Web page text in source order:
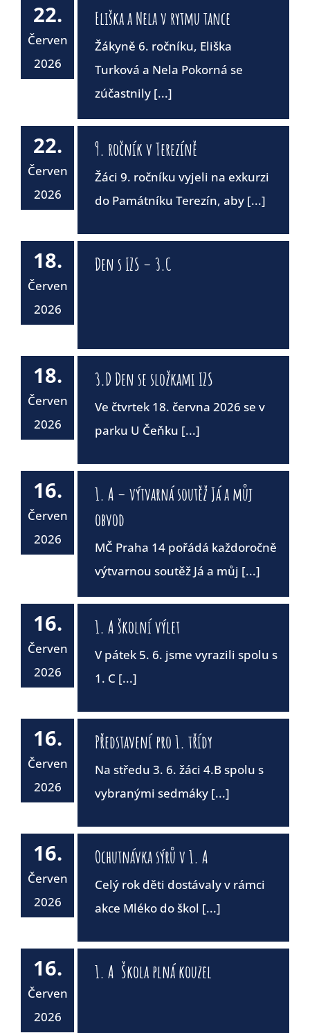
22.
Červen
2026
Eliška a Nela v rytmu tance
Žákyně 6. ročníku, Eliška
Turková a Nela Pokorná se
zúčastnily [...]
22.
Červen
2026
9. ročník v Terezíně
Žáci 9. ročníku vyjeli na exkurzi
do Památníku Terezín, aby [...]
18.
Červen
2026
Den s IZS – 3.C
18.
Červen
2026
3.D Den se složkami IZS
Ve čtvrtek 18. června 2026 se v
parku U Čeňku [...]
16.
Červen
2026
1. A – výtvarná soutěž Já a můj
obvod
MČ Praha 14 pořádá každoročně
výtvarnou soutěž Já a můj [...]
16.
Červen
2026
1. A školní výlet
V pátek 5. 6. jsme vyrazili spolu s
1. C [...]
16.
Červen
2026
Představení pro 1. třídy
Na středu 3. 6. žáci 4.B spolu s
vybranými sedmáky [...]
16.
Červen
2026
Ochutnávka sýrů v 1. A
Celý rok děti dostávaly v rámci
akce Mléko do škol [...]
16.
Červen
2026
1. A Škola plná kouzel